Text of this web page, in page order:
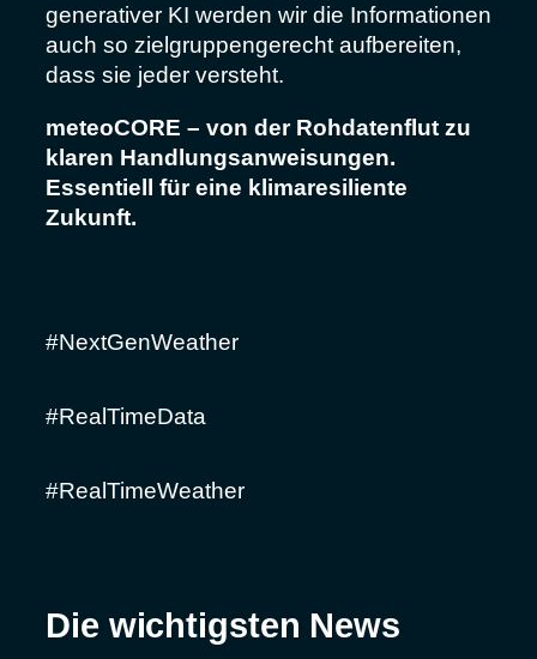
generativer KI werden wir die Informationen
auch so zielgruppengerecht aufbereiten,
dass sie jeder versteht.
meteoCORE – von der Rohdatenflut zu
klaren Handlungsanweisungen.
Essentiell für eine klimaresiliente
Zukunft.
#NextGenWeather
#RealTimeData
#RealTimeWeather
Die wichtigsten News